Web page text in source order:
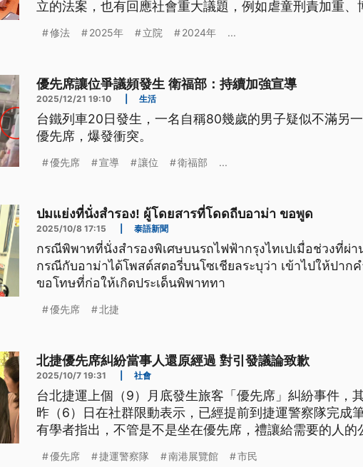
立的法案，也有回應社會重大議題，例如虐童刑責加重、
修法 2025年 立院 2024年 ...
優先席讓位爭議頻發生 衛福部：持續加強宣導
2025/12/21 19:10 生活
台鐵列車20日發生，一名自稱80幾歲的男子疑似不滿另
優先席，爆發衝突。
優先席 宣導 讓位 衛福部 ...
ปมแย่งที่นั่งสำรอง! ผู้โดยสารที่โดดถีบอาม่า ขอพูด
2025/10/8 17:15 泰語新聞
กรณีพิพาทที่นั่งสำรองพิเศษบนรถไฟฟ้ากรุงไทเปเมื่อช่วงที่ผ่
กรณีกับอาม่าได้โพสต์สตอรี่บนโซเชียลระบุว่า เข้าไปให้ปาก
ขอโทษที่ก่อให้เกิดประเด็นพิพาททา
優先席 北捷
北捷優先席糾紛當事人還原經過 對引發議論致歉
2025/10/7 19:31 社會
台北捷運上個（9）月底發生旅客「優先席」糾紛事件，
昨（6）日在社群限動表示，已經提前到捷運警察隊完成
有學者指出，不管是不是坐在優先席，禮讓給需要的人的
優先席 捷運警察隊 南港展覽館 市民